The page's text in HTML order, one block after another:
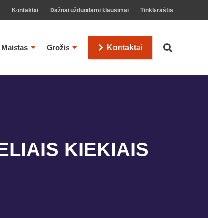
Kontaktai Dažnai užduodami klausimai Tinklaraštis
Maistas Grožis Kontaktai
KIEKIAIS